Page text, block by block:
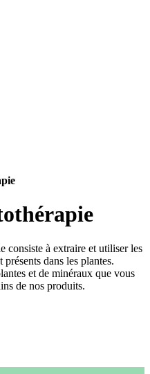
consiste à extraire et utiliser les
dans les plantes.
et de minéraux que vous
de nos produits.